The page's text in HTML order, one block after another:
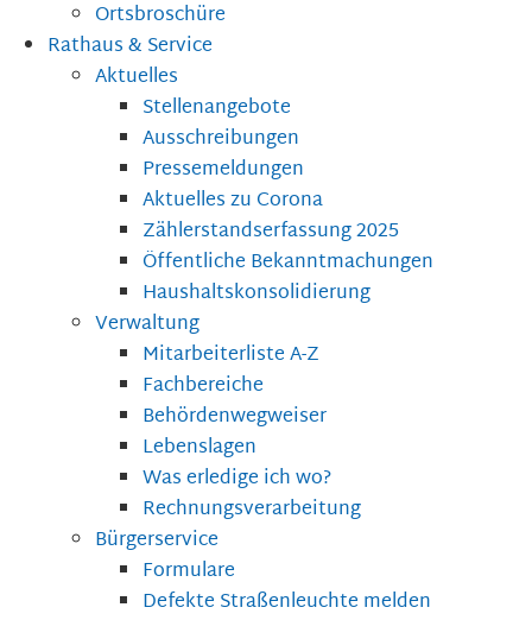
Ortsbroschüre
Rathaus & Service
Aktuelles
Stellenangebote
Ausschreibungen
Pressemeldungen
Aktuelles zu Corona
Zählerstandserfassung 2025
Öffentliche Bekanntmachungen
Haushaltskonsolidierung
Verwaltung
Mitarbeiterliste A-Z
Fachbereiche
Behördenwegweiser
Lebenslagen
Was erledige ich wo?
Rechnungsverarbeitung
Bürgerservice
Formulare
Defekte Straßenleuchte melden